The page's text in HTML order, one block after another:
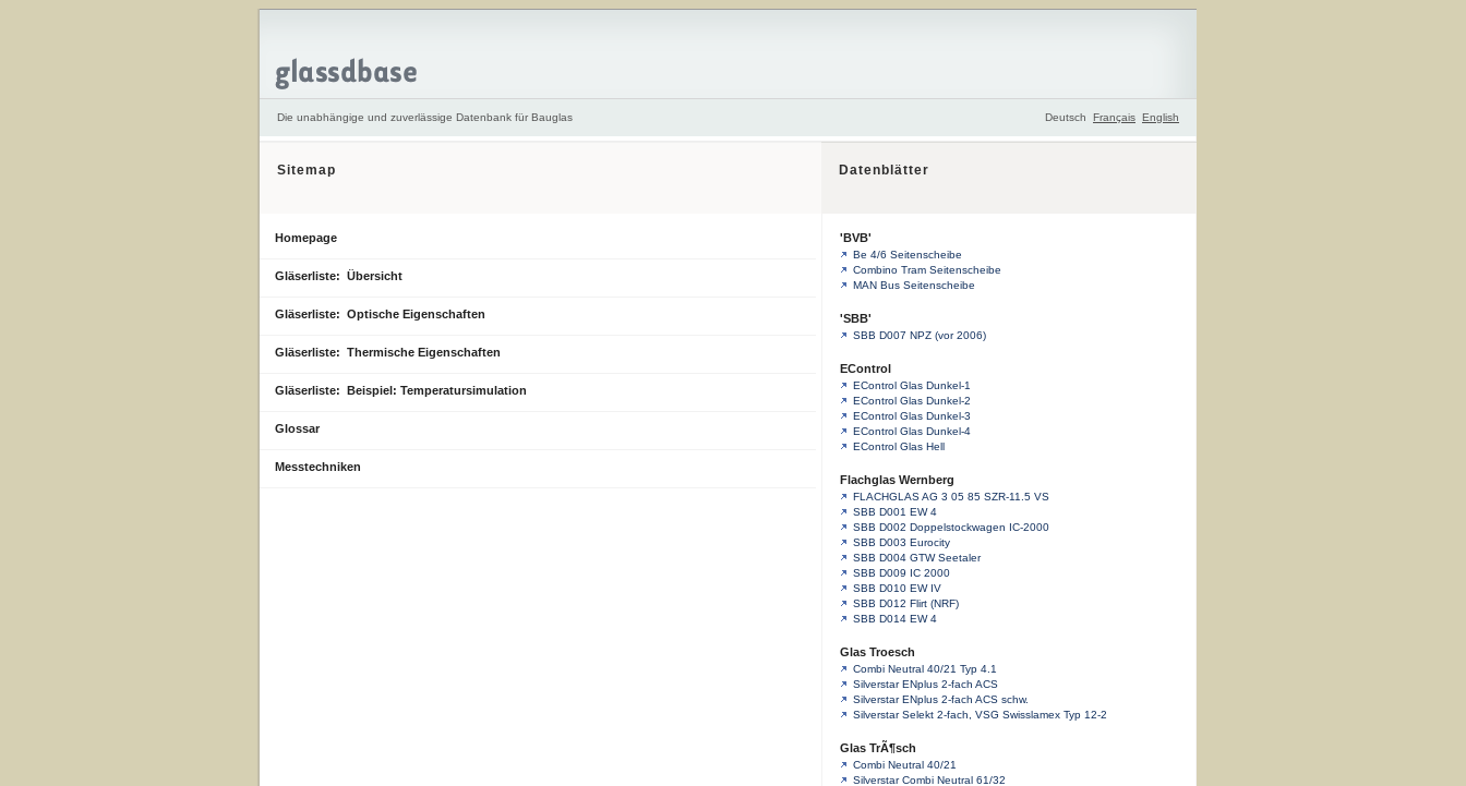
Deutsch Français English
Die unabhängige und zuverlässige Datenbank für Bauglas
Datenblätter
'BVB'
Be 4/6 Seitenscheibe
Combino Tram Seitenscheibe
MAN Bus Seitenscheibe
'SBB'
SBB D007 NPZ (vor 2006)
EControl
EControl Glas Dunkel-1
EControl Glas Dunkel-2
EControl Glas Dunkel-3
EControl Glas Dunkel-4
EControl Glas Hell
Flachglas Wernberg
FLACHGLAS AG 3 05 85 SZR-11.5 VS
SBB D001 EW 4
SBB D002 Doppelstockwagen IC-2000
SBB D003 Eurocity
SBB D004 GTW Seetaler
SBB D009 IC 2000
SBB D010 EW IV
SBB D012 Flirt (NRF)
SBB D014 EW 4
Glas Troesch
Combi Neutral 40/21 Typ 4.1
Silverstar ENplus 2-fach ACS
Silverstar ENplus 2-fach ACS schw.
Silverstar Selekt 2-fach, VSG Swisslamex Typ 12-2
Glas TrÃ¶sch
Combi Neutral 40/21
Silverstar Combi Neutral 61/32
Sitemap
Homepage
Gläserliste: Übersicht
Gläserliste: Optische Eigenschaften
Gläserliste: Thermische Eigenschaften
Gläserliste: Beispiel: Temperatursimulation
Glossar
Messtechniken